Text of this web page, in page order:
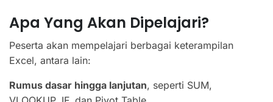
Apa Yang Akan Dipelajari?
Peserta akan mempelajari berbagai keterampilan
Excel, antara lain:
Rumus dasar hingga lanjutan, seperti SUM,